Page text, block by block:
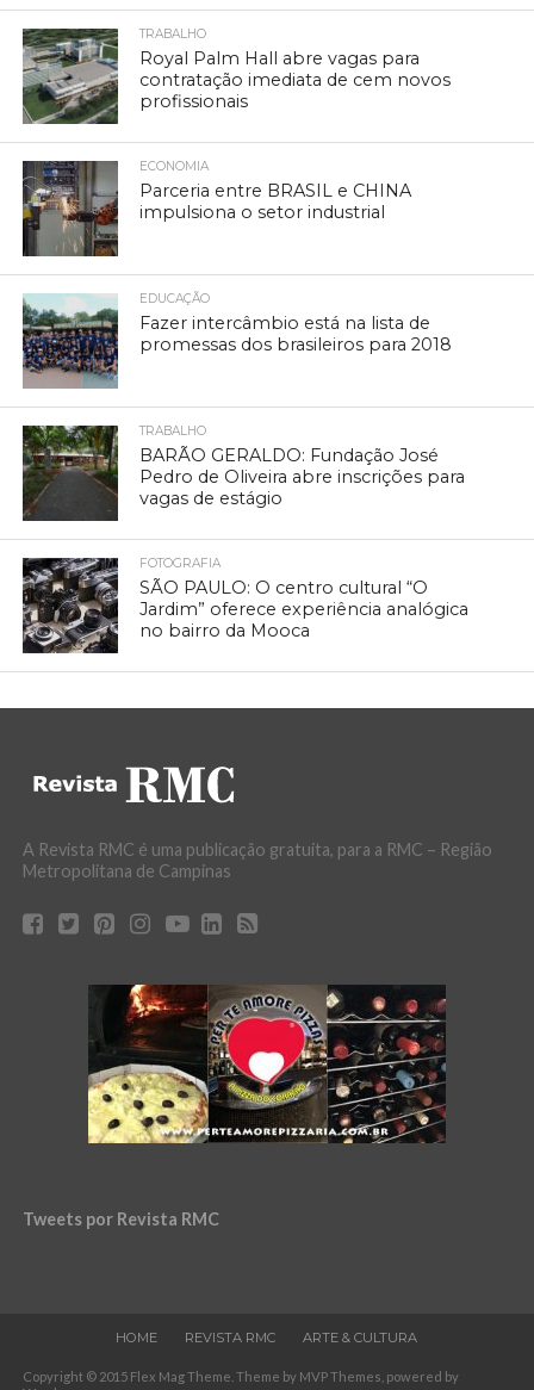
TRABALHO
Royal Palm Hall abre vagas para
contratação imediata de cem novos
profissionais
ECONOMIA
Parceria entre BRASIL e CHINA
impulsiona o setor industrial
EDUCAÇÃO
Fazer intercâmbio está na lista de
promessas dos brasileiros para 2018
TRABALHO
BARÃO GERALDO: Fundação José
Pedro de Oliveira abre inscrições para
vagas de estágio
FOTOGRAFIA
SÃO PAULO: O centro cultural “O
Jardim” oferece experiência analógica
no bairro da Mooca
A Revista RMC é uma publicação gratuita, para a RMC – Região
Metropolitana de Campinas
Tweets por Revista RMC
HOME REVISTA RMC ARTE & CULTURA
Copyright © 2015 Flex Mag Theme. Theme by MVP Themes, powered by